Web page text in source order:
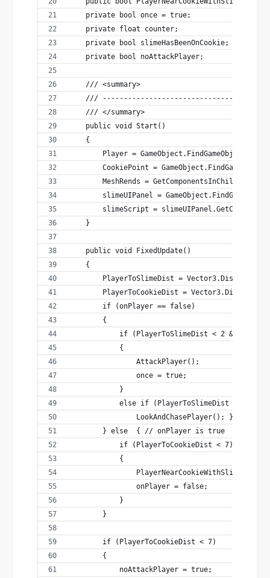
    private bool once = true;
    private float counter;
    private bool slimeHasBeenOnCookie;
    private bool noAttackPlayer;
    /// <summary>
///
    /// </summary>
    public void Start()
    {
Player =
CookiePoint =
MeshRends =
slimeUIPanel =
slimeScript =
    }
    public void FixedUpdate()
    {
PlayerToSlimeDist =
PlayerToCookieDist =
        if (onPlayer == false)
        {
if (PlayerToSlimeDist < 2 &&
            {
                AttackPlayer();
                once = true;
            }
else if (PlayerToSlimeDist < 20 &&
                LookAndChasePlayer(); }
        } else  { // onPlayer is true
            if (PlayerToCookieDist < 7)
            {
PlayerNearCookieWithSlime =
                onPlayer = false;
            }
        }
        if (PlayerToCookieDist < 7)
        {
            noAttackPlayer = true;